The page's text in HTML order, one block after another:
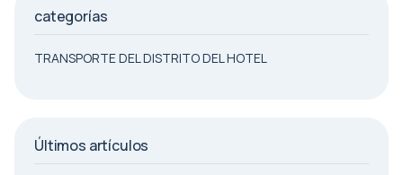
categorías
TRANSPORTE DEL DISTRITO DEL HOTEL
Últimos artículos